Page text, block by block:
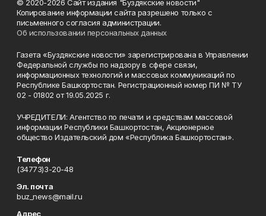
© 2020-2026 Сайт издания "Буздякские новости"
Копирование информации сайта разрешено только с
письменного согласия администрации.
Об использовании персональных данных
Газета «Буздякские новости» зарегистрирована в Управлении
Федеральной службы по надзору в сфере связи,
информационных технологий и массовых коммуникаций по
Республике Башкортостан. Регистрационный номер ПИ № ТУ
02 - 01802 от 19.05.2025 г.
УЧРЕДИТЕЛИ: Агентство по печати и средствам массовой
информации Республики Башкортостан, Акционерное
общество Издательский дом «Республика Башкортостан».
Телефон
(34773)3-20-48
Эл. почта
buz_news@mail.ru
Адрес